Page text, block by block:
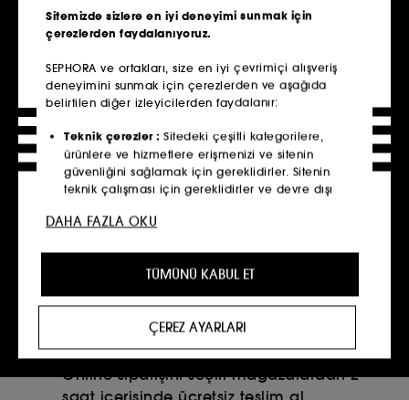
Şimdi abone olun!
Tıkla, Mağazadan Al
Online siparişini seçili mağazalardan 2
saat içerisinde ücretsiz teslim al
Sitemizde sizlere en iyi deneyimi sunmak için
çerezlerden faydalanıyoruz.​
SEPHORA ve ortakları, size en iyi çevrimiçi alışveriş
deneyimini sunmak için çerezlerden ve aşağıda
belirtilen diğer izleyicilerden faydalanır:​
Teknik çerezler : Sitedeki çeşitli kategorilere,
ürünlere ve hizmetlere erişmenizi ve sitenin
güvenliğini sağlamak için gereklidirler. Sitenin
teknik çalışması için gereklidirler ve devre dışı
kişiselleştirilmiş bir deneyimin yanı sıra profilinize
özel promosyon teklifleri sunmamıza yardımcı
olurlar.
Sosyal ağ ve reklam çerezleri:
görüntülediğiniz sayfalara, tarama geçmişinize ve
etkileşim geçmişinize dayalı olarak üçüncü taraf
siteler ve sosyal ağlar dahil olmak üzere reklamlar
TÜMÜNÜ KABUL ET
ÇEREZ AYARLARI
DAHA FAZLA OKU